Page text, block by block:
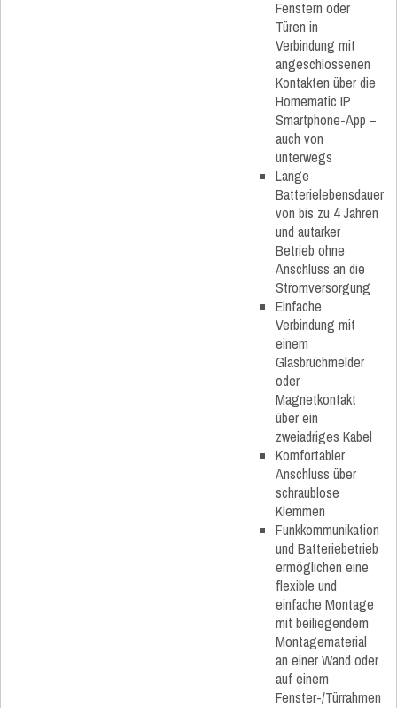
Fenstern oder
Türen in
Verbindung mit
angeschlossenen
Kontakten über die
Homematic IP
Smartphone-App –
auch von
unterwegs
Lange
Batterielebensdauer
von bis zu 4 Jahren
und autarker
Betrieb ohne
Anschluss an die
Stromversorgung
Einfache
Verbindung mit
einem
Glasbruchmelder
oder
Magnetkontakt
über ein
zweiadriges Kabel
Komfortabler
Anschluss über
schraublose
Klemmen
Funkkommunikation
und Batteriebetrieb
ermöglichen eine
flexible und
einfache Montage
mit beiliegendem
Montagematerial
an einer Wand oder
auf einem
Fenster-/Türrahmen